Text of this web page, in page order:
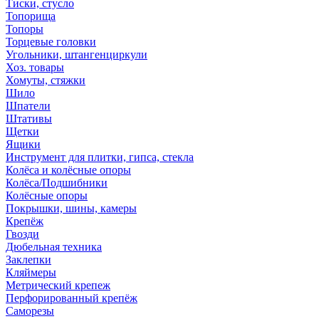
Тиски, стусло
Топорища
Топоры
Торцевые головки
Угольники, штангенциркули
Хоз. товары
Хомуты, стяжки
Шило
Шпатели
Штативы
Щетки
Ящики
Инструмент для плитки, гипса, стекла
Колёса и колёсные опоры
Колёса/Подшибники
Колёсные опоры
Покрышки, шины, камеры
Крепёж
Гвозди
Дюбельная техника
Заклепки
Кляймеры
Метрический крепеж
Перфорированный крепёж
Саморезы